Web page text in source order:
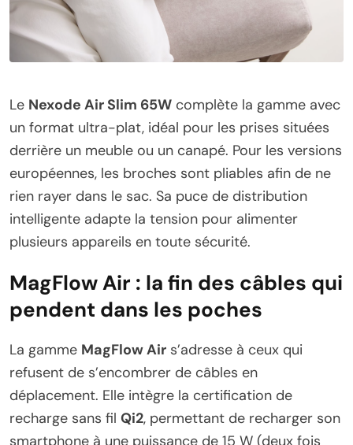
Le Nexode Air Slim 65W complète la gamme avec
un format ultra-plat, idéal pour les prises situées
derrière un meuble ou un canapé. Pour les versions
européennes, les broches sont pliables afin de ne
rien rayer dans le sac. Sa puce de distribution
intelligente adapte la tension pour alimenter
plusieurs appareils en toute sécurité.
MagFlow Air : la fin des câbles qui
pendent dans les poches
La gamme MagFlow Air s’adresse à ceux qui
refusent de s’encombrer de câbles en
déplacement. Elle intègre la certification de
recharge sans fil Qi2, permettant de recharger son